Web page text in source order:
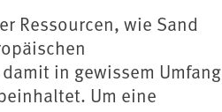
Ressourcen, wie Sand
in gewissem Umfang
Um eine